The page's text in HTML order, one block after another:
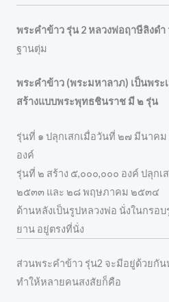
พระคำข้าว รุ่น 2 หลวงพ่อฤาษีลิงดำ
ฐานตุ่ม
พระคำข้าว (พระมหาลาภ) เป็นพระ
สร้างแบบพระพุทธชินราช มี ๒ รุ่น
รุ่นที่ ๑ ปลุกเสกเมื่อวันที่ ๒๗ มีนาค
องค์
รุ่นที่ ๒ สร้าง ๕,๐๐๐,๐๐๐ องค์ ปลุก
๒๕๓๓ และ ๒๘ พฤษภาคม ๒๕๓๔
ด้านหลังเป็นรูปหลวงพ่อ นั่งในกรอ
ยาน อยู่ตรงที่นั่ง
ส่วนพระคำข้าว รุ่น2 จะมีอยู่ด้วยกั
ทำให้หลายคนสงสัยก็คือ